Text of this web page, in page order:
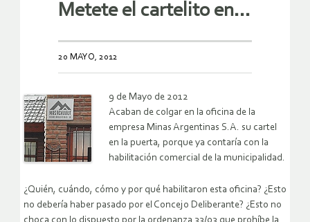
Metete el cartelito en…
20 MAYO, 2012
9 de Mayo de 2012
Acaban de colgar en la oficina de la
empresa Minas Argentinas S.A. su cartel
en la puerta, porque ya contaría con la
habilitación comercial de la municipalidad.
¿Quién, cuándo, cómo y por qué habilitaron esta oficina? ¿Esto
no debería haber pasado por el Concejo Deliberante? ¿Esto no